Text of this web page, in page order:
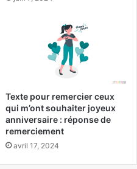
Texte pour remercier ceux
qui m’ont souhaiter joyeux
anniversaire : réponse de
remerciement
avril 17, 2024